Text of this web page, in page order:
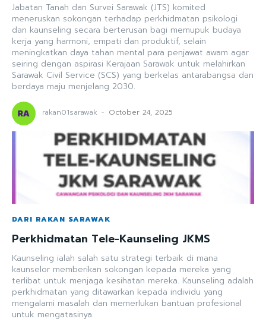
Jabatan Tanah dan Survei Sarawak (JTS) komited
meneruskan sokongan terhadap perkhidmatan psikologi
dan kaunseling secara berterusan bagi memupuk budaya
kerja yang harmoni, empati dan produktif, selain
meningkatkan daya tahan mental para penjawat awam agar
seiring dengan aspirasi Kerajaan Sarawak untuk melahirkan
Sarawak Civil Service (SCS) yang berkelas antarabangsa dan
berdaya maju menjelang 2030.
rakan01sarawak - October 24, 2025
DARI RAKAN SARAWAK
Perkhidmatan Tele-Kaunseling JKMS
Kaunseling ialah salah satu strategi terbaik di mana
kaunselor memberikan sokongan kepada mereka yang
terlibat untuk menjaga kesihatan mereka. Kaunseling adalah
perkhidmatan yang ditawarkan kepada individu yang
mengalami masalah dan memerlukan bantuan profesional
untuk mengatasinya.